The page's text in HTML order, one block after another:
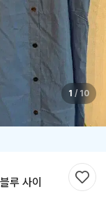
1 / 10
루 사이
찜하